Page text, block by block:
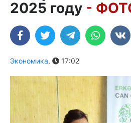
2025 году -
Экономика, 17:02